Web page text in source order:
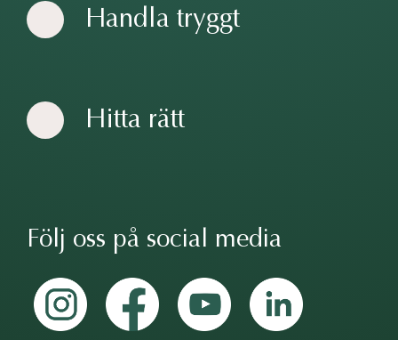
Handla tryggt
Hitta rätt
Följ oss på social media